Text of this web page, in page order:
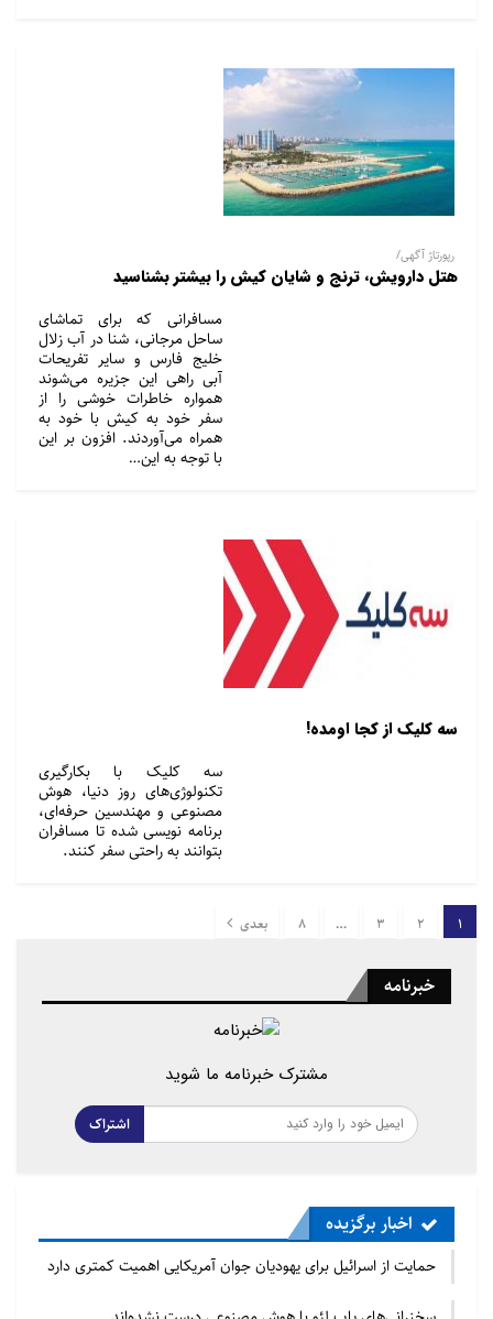
رپورتاژ آگهی/
هتل دارویش، ترنج و شایان کیش را بیشتر بشناسید
مسافرانی که برای تماشای
ساحل مرجانی، شنا در آب زلال
خلیج فارس و سایر تفریحات
آبی راهی این جزیره می‌شوند
همواره خاطرات خوشی را از
سفر خود به کیش با خود به
همراه می‌آوردند. افزون بر این
با توجه به این…
سه کلیک از کجا اومده!
سه کلیک با بکارگیری
تکنولوژی‌های روز دنیا، هوش
مصنوعی و مهندسین حرفه‌ای،
برنامه نویسی شده تا مسافران
بتوانند به راحتی سفر کنند.
1
2
3
…
8 بعدی
خبرنامه
مشترک خبرنامه ما شوید
اشتراک
اخبار برگزیده
حمایت از اسرائیل برای یهودیان جوان آمریکایی اهمیت کمتری دارد